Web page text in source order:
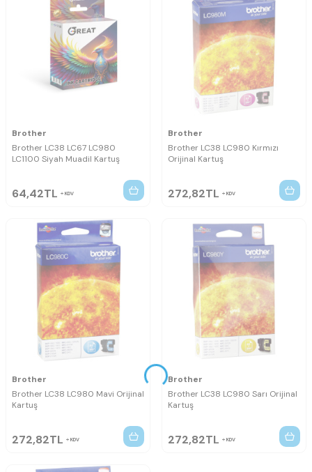
Brother
Brother LC38 LC67 LC980
LC1100 Siyah Muadil Kartuş
64,42TL KDV
Brother
Brother LC38 LC980 Kırmızı
Orijinal Kartuş
272,82TL KDV
Brother
Brother LC38 LC980 Mavi Orijinal
Kartuş
272,82TL KDV
Brother
Brother LC38 LC980 Sarı Orijinal
Kartuş
272,82TL KDV